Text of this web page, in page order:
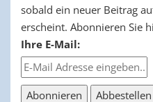
sobald ein neuer Beitrag
erscheint. Abonnieren Sie
Ihre E-Mail: